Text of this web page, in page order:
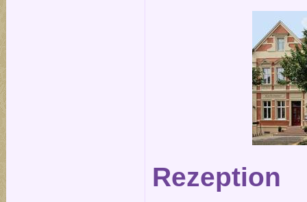
Rezeption